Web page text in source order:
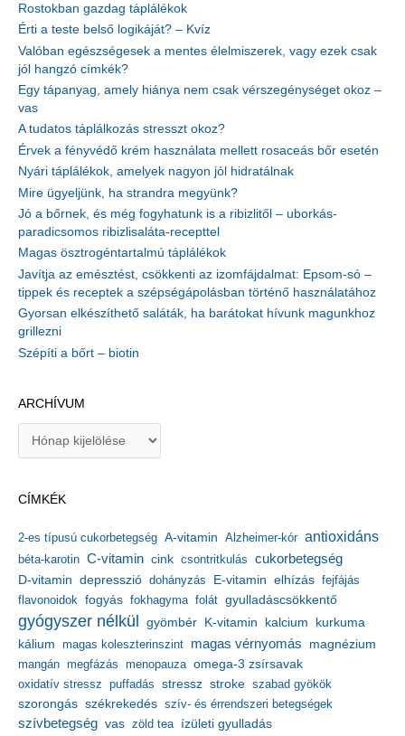
Rostokban gazdag táplálékok
Érti a teste belső logikáját? – Kvíz
Valóban egészségesek a mentes élelmiszerek, vagy ezek csak
jól hangzó címkék?
Egy tápanyag, amely hiánya nem csak vérszegénységet okoz –
vas
A tudatos táplálkozás stresszt okoz?
Érvek a fényvédő krém használata mellett rosaceás bőr esetén
Nyári táplálékok, amelyek nagyon jól hidratálnak
Mire ügyeljünk, ha strandra megyünk?
Jó a bőrnek, és még fogyhatunk is a ribizlitől – uborkás-
paradicsomos ribizlisaláta-recepttel
Magas ösztrogéntartalmú táplálékok
Javítja az emésztést, csökkenti az izomfájdalmat: Epsom-só –
tippek és receptek a szépségápolásban történő használatához
Gyorsan elkészíthető saláták, ha barátokat hívunk magunkhoz
grillezni
Szépíti a bőrt – biotin
ARCHÍVUM
í
u
m
CÍMKÉK
2-es típusú cukorbetegség A-vitamin Alzheimer-kór antioxidáns
béta-karotin C-vitamin cink csontritkulás cukorbetegség
D-vitamin depresszió dohányzás E-vitamin elhízás fejfájás
flavonoidok fogyás fokhagyma folát gyulladáscsökkentő
gyógyszer nélkül gyömbér K-vitamin kalcium kurkuma
kálium magas koleszterinszint magas vérnyomás magnézium
mangán megfázás menopauza omega-3 zsírsavak
oxidatív stressz puffadás stressz stroke szabad gyökök
szorongás székrekedés szív- és érrendszeri betegségek
szívbetegség vas zöld tea ízületi gyulladás